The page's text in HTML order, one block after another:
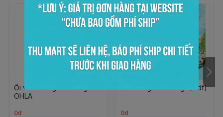
Ổi viên đóng lon 950gr
OHLA
0đ
Xốt mãng cầu 850gr (wdf)
0đ